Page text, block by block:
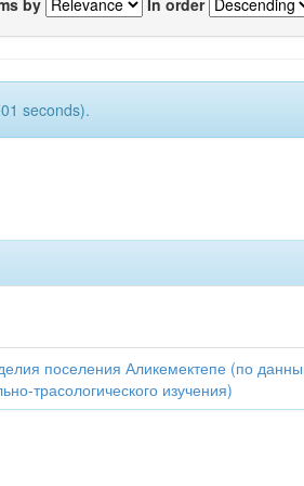
seconds).
поселения Аликемектепе (по
трасологического изучения)